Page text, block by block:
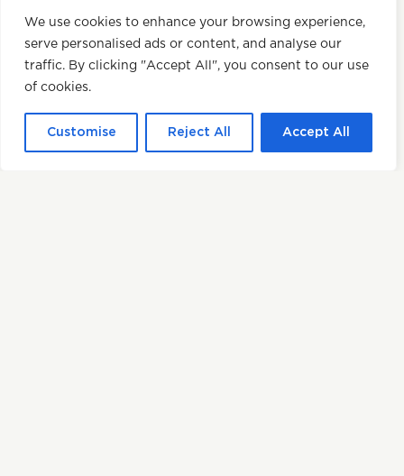
We use cookies to enhance your browsing experience,
serve personalised ads or content, and analyse our
traffic. By clicking "Accept All", you consent to our use
of cookies.
Customise Reject All Accept All
POLITIQUE DE CONFIDENTIALITÉ
© 2026 Tofoo | Site parTall